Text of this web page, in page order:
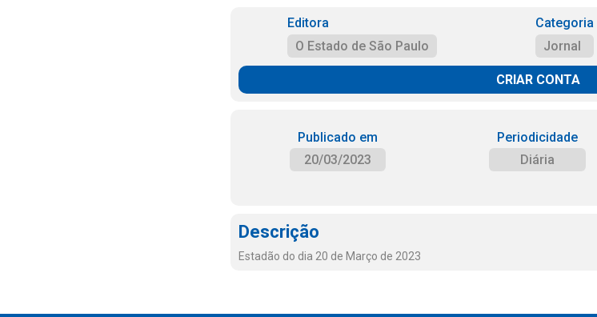
Editora
O Estado de São Paulo
Categoria
Jornal
CRIAR CONTA
Publicado em
20/03/2023
Periodicidade
Diária
Descrição
Estadão do dia 20 de Março de 2023